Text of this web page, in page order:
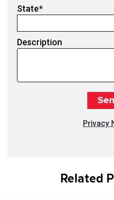
State*
Description
Privacy
Related